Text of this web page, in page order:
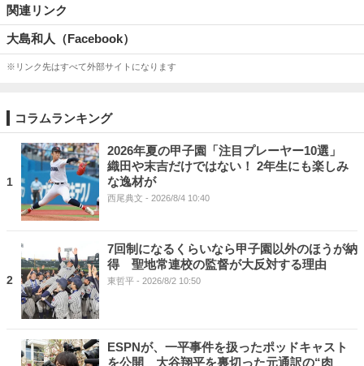
関連リンク
大島和人（Facebook）
※リンク先はすべて外部サイトになります
コラムランキング
1
2026年夏の甲子園「注目プレーヤー10選」
織田や末吉だけではない！ 2年生にも楽しみ
な逸材が
西尾典文 - 2026/8/4 10:40
2
7回制になるくらいなら甲子園以外のほうが納
得 聖地常連校の監督が大反対する理由
東哲平 - 2026/8/2 10:50
ESPNが、一平事件を扱ったポッドキャスト
を公開 大谷翔平を裏切った元通訳の“肉